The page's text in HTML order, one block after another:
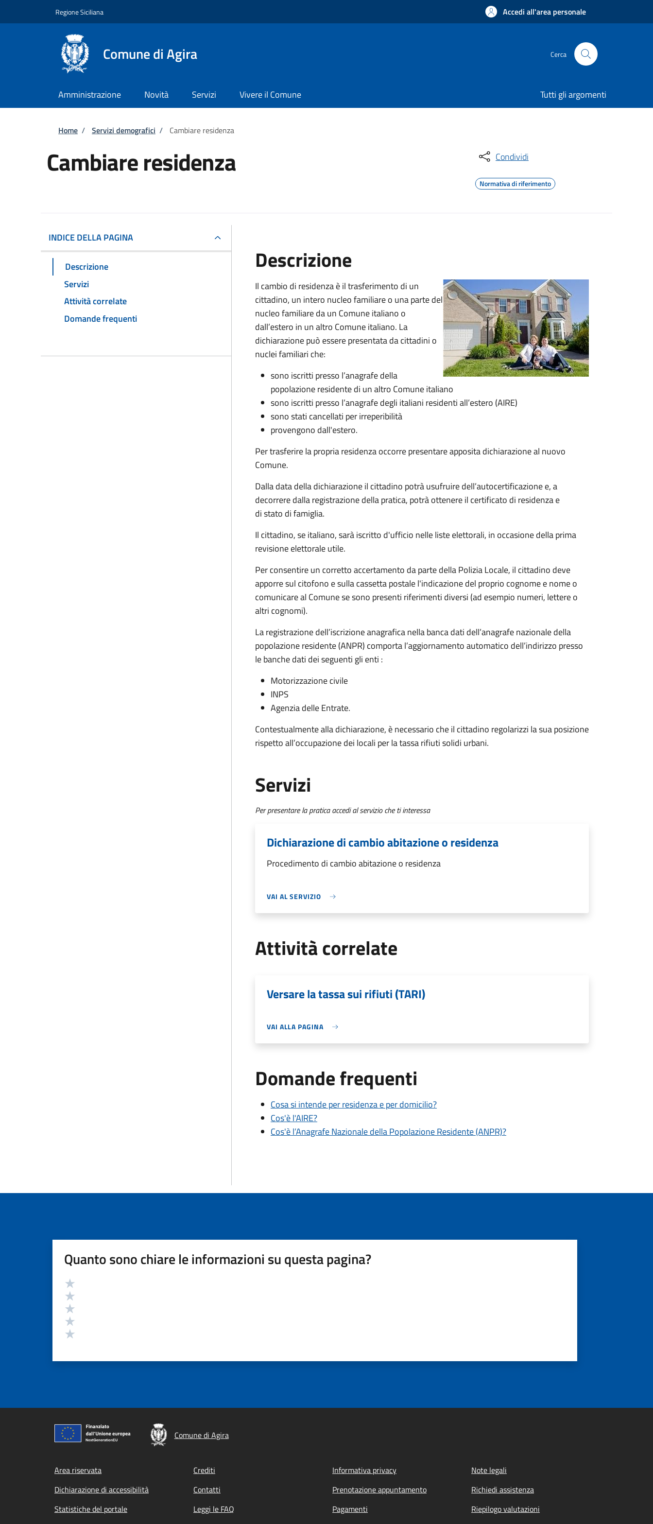
Regione Siciliana Accedi all'area personale
Comune di Agira Cerca
Amministrazione Novità Servizi Vivere il Comune Tutti gli argomenti
Briciole di pane
Home / Servizi demografici / Cambiare residenza
Cambiare residenza Condividi
Normativa di riferimento
INDICE DELLA PAGINA
Descrizione
Servizi
Attività correlate
Domande frequenti
Descrizione
Il cambio di residenza è il trasferimento di un
cittadino, un intero nucleo familiare o una parte del
nucleo familiare da un Comune italiano o
dall’estero in un altro Comune italiano. La
dichiarazione può essere presentata da cittadini o
nuclei familiari che:
sono iscritti presso l’anagrafe della
popolazione residente di un altro Comune italiano
sono iscritti presso l’anagrafe degli italiani residenti all’estero (AIRE)
sono stati cancellati per irreperibilità
provengono dall'estero.
Per trasferire la propria residenza occorre presentare appositadichiarazione al nuovo
Comune.
Dalla data della dichiarazione il cittadino potrà usufruire dell’autocertificazione e, a
decorrere dalla registrazione della pratica, potrà ottenere il certificato di residenza e
di stato di famiglia.
Il cittadino, se italiano,sarà iscritto d'ufficio nelle liste elettorali, in occasione della prima
revisione elettorale utile.
Per consentire un corretto accertamento da parte della Polizia Locale, il cittadino deve
apporre sul citofono e sulla cassetta postale l'indicazione del proprio cognome e nome o
comunicare al Comune se sono presenti riferimenti diversi (ad esempio numeri, lettere o
altri cognomi).
La registrazione dell’iscrizione anagrafica nella banca dati dell’anagrafe nazionale della
popolazione residente (ANPR) comporta l’aggiornamento automatico dell’indirizzo presso
le banche dati dei seguenti gli enti :
Motorizzazione civile
INPS
Agenzia delle Entrate.
Contestualmente alla dichiarazione, è necessario che il cittadino regolarizzi la sua posizione
rispetto all’occupazione dei locali per la tassa rifiuti solidi urbani.
Servizi
Per presentare la pratica accedi al servizio che ti interessa
Dichiarazione di cambio abitazione o residenza
Procedimento di cambio abitazione o residenza
VAI AL SERVIZIO
Attività correlate
Versare la tassa sui rifiuti (TARI)
VAI ALLA PAGINA
Domande frequenti
Cosa si intende per residenza e per domicilio?
Cos'è l'AIRE?
Cos'è l’Anagrafe Nazionale della Popolazione Residente (ANPR)?
Quanto sono chiare le informazioni su questa pagina?
Valutazione
Comune di Agira
Footer menu
Area riservata Crediti Informativa privacy
Note legali
Dichiarazione di accessibilità
Contatti Prenotazione appuntamento
Richiedi assistenza
Statistiche del portale
Leggi le FAQ Pagamenti
Riepilogo valutazioni